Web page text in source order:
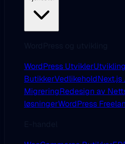
WordPress Utvikler
ButikkerVedlikehold
MigreringRedesign av
løsningerWordPress